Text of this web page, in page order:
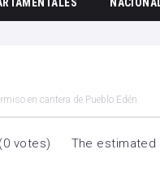
en cantera de Pueblo Edén
(0 votes) The estimated